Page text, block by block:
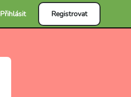
Přihlásit Registrovat